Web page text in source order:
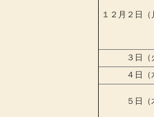
１２月２日（
３日（
４日（
５日（